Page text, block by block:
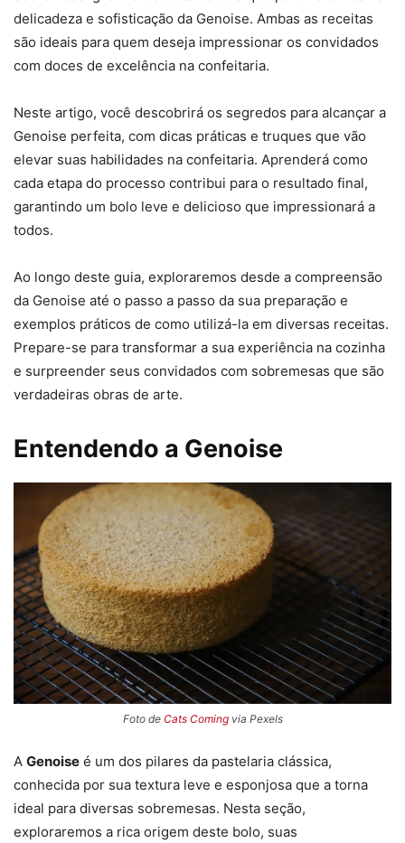
delicadeza e sofisticação da Genoise. Ambas as receitas
são ideais para quem deseja impressionar os convidados
com doces de excelência na confeitaria.
Neste artigo, você descobrirá os segredos para alcançar a
Genoise perfeita, com dicas práticas e truques que vão
elevar suas habilidades na confeitaria. Aprenderá como
cada etapa do processo contribui para o resultado final,
garantindo um bolo leve e delicioso que impressionará a
todos.
Ao longo deste guia, exploraremos desde a compreensão
da Genoise até o passo a passo da sua preparação e
exemplos práticos de como utilizá-la em diversas receitas.
Prepare-se para transformar a sua experiência na cozinha
e surpreender seus convidados com sobremesas que são
verdadeiras obras de arte.
Entendendo a Genoise
Foto de Cats Comingvia Pexels
A Genoise é um dos pilares da pastelaria clássica,
conhecida por sua textura leve e esponjosa que a torna
ideal para diversas sobremesas. Nesta seção,
exploraremos a rica origem deste bolo, suas